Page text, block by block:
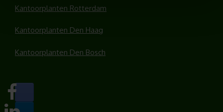
Kantoorplanten Rotterdam
Kantoorplanten Den Haag
Kantoorplanten Den Bosch